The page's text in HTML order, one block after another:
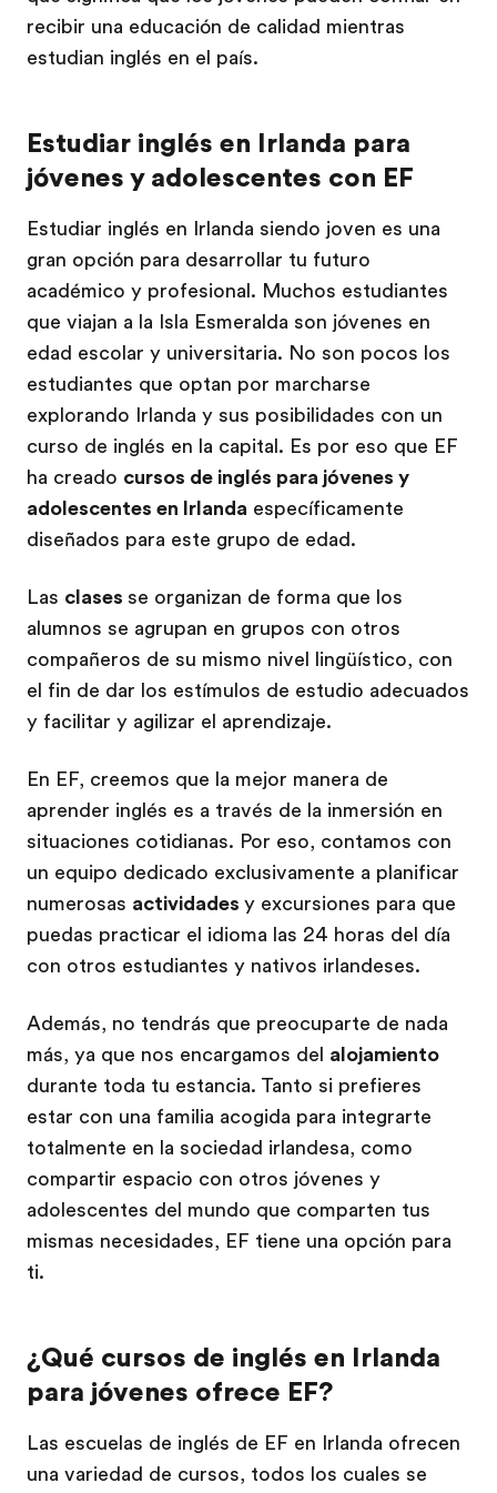
recibir una educación de calidad mientras
estudian inglés en el país.
Estudiar inglés en Irlanda para
jóvenes y adolescentes con EF
Estudiar inglés en Irlanda siendo joven es una
gran opción para desarrollar tu futuro
académico y profesional. Muchos estudiantes
que viajan a la Isla Esmeralda son jóvenes en
edad escolar y universitaria. No son pocos los
estudiantes que optan por marcharse
explorando Irlanda y sus posibilidades con un
curso de inglés en la capital. Es por eso que EF
ha creado cursos de inglés para jóvenes y
adolescentes en Irlanda específicamente
diseñados para este grupo de edad.
Las clases se organizan de forma que los
alumnos se agrupan en grupos con otros
compañeros de su mismo nivel lingüístico, con
el fin de dar los estímulos de estudio adecuados
y facilitar y agilizar el aprendizaje.
En EF, creemos que la mejor manera de
aprender inglés es a través de la inmersión en
situaciones cotidianas. Por eso, contamos con
un equipo dedicado exclusivamente a planificar
numerosas actividades y excursiones para que
puedas practicar el idioma las 24 horas del día
con otros estudiantes y nativos irlandeses.
Además, no tendrás que preocuparte de nada
más, ya que nos encargamos del alojamiento
durante toda tu estancia. Tanto si prefieres
estar con una familia acogida para integrarte
totalmente en la sociedad irlandesa, como
compartir espacio con otros jóvenes y
adolescentes del mundo que comparten tus
mismas necesidades, EF tiene una opción para
ti.
¿Qué cursos de inglés en Irlanda
para jóvenes ofrece EF?
Las escuelas de inglés de EF en Irlanda ofrecen
una variedad de cursos, todos los cuales se